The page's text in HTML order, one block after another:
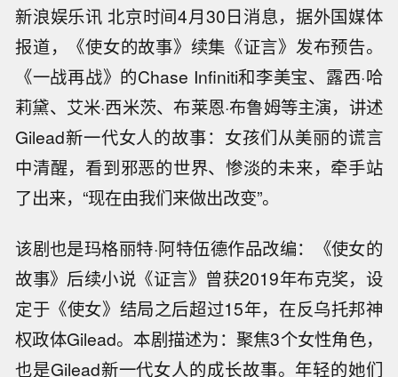
新浪娱乐讯 北京时间4月30日消息，据外国媒体
报道，《使女的故事》续集《证言》发布预告。
《一战再战》的Chase Infiniti和李美宝、露西·哈
莉黛、艾米·西米茨、布莱恩·布鲁姆等主演，讲述
Gilead新一代女人的故事：女孩们从美丽的谎言
中清醒，看到邪恶的世界、惨淡的未来，牵手站
了出来，“现在由我们来做出改变”。
该剧也是玛格丽特·阿特伍德作品改编：《使女的
故事》后续小说《证言》曾获2019年布克奖，设
定于《使女》结局之后超过15年，在反乌托邦神
权政体Gilead。本剧描述为：聚焦3个女性角色，
也是Gilead新一代女人的成长故事。年轻的她们